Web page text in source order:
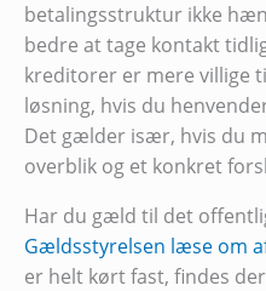
betalingsstruktur ikke
bedre at tage kontakt
kreditorer er mere villige
løsning, hvis du
Det gælder især, hvis du
overblik og et konkret
Har du gæld til det
Gældsstyrelsen læse om
er helt kørt fast, findes